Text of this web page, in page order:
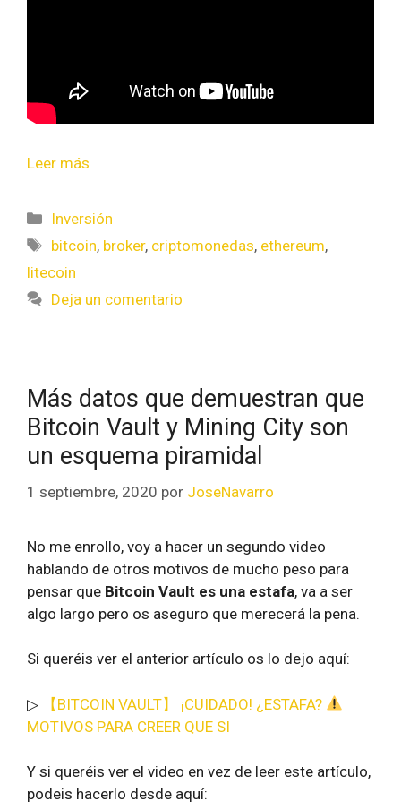
Leer más
Inversión
bitcoin, broker, criptomonedas, ethereum,
litecoin
Deja un comentario
Más datos que demuestran que
Bitcoin Vault y Mining City son
un esquema piramidal
1 septiembre, 2020 por JoseNavarro
No me enrollo, voy a hacer un segundo video
hablando de otros motivos de mucho peso para
pensar que Bitcoin Vault es una estafa, va a ser
algo largo pero os aseguro que merecerá la pena.
Si queréis ver el anterior artículo os lo dejo aquí:
▷
【BITCOIN VAULT】 ¡CUIDADO! ¿ESTAFA?
MOTIVOS PARA CREER QUE SI
Y si queréis ver el video en vez de leer este artículo,
podeis hacerlo desde aquí: